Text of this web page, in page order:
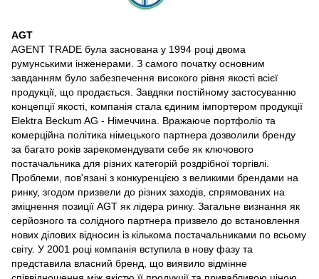
AGT
AGENT TRADE була заснована у 1994 році двома
румунськими інженерами. З самого початку основним
завданням було забезпечення високого рівня якості всієї
продукції, що продається. Завдяки постійному застосуванню
концепції якості, компанія стала єдиним імпортером продукції
Elektra Beckum AG - Німеччина. Вражаюче портфоліо та
комерційна політика німецького партнера дозволили бренду
за багато років зарекомендувати себе як ключового
постачальника для різних категорій роздрібної торгівлі.
Проблеми, пов'язані з конкуренцією з великими брендами на
ринку, згодом призвели до різних заходів, спрямованих на
зміцнення позиції AGT як лідера ринку. Загальне визнання як
серйозного та солідного партнера призвело до встановлення
нових ділових відносин із кількома постачальниками по всьому
світу. У 2001 році компанія вступила в нову фазу та
представила власний бренд, що виявило відмінне